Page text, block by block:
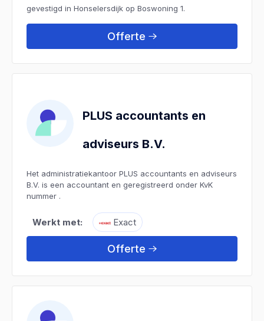
gevestigd in Honselersdijk op Boswoning 1.
Offerte
PLUS accountants en
adviseurs B.V.
Het administratiekantoor PLUS accountants en adviseurs
B.V. is een accountant en geregistreerd onder KvK
nummer .
Werkt met: Exact
Offerte